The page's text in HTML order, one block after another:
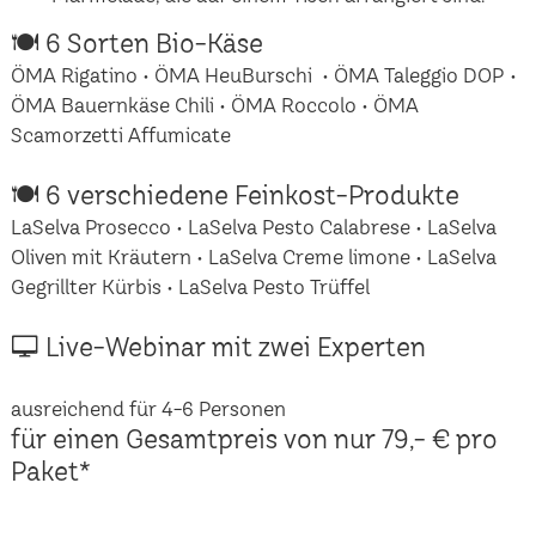
🍽 6 Sorten Bio-Käse
ÖMA Rigatino • ÖMA HeuBurschi • ÖMA Taleggio DOP •
ÖMA Bauernkäse Chili • ÖMA Roccolo • ÖMA
Scamorzetti Affumicate
🍽 6 verschiedene Feinkost-Produkte
LaSelva Prosecco • LaSelva Pesto Calabrese • LaSelva
Oliven mit Kräutern • LaSelva Creme limone • LaSelva
Gegrillter Kürbis • LaSelva Pesto Trüffel
🖵 Live-Webinar mit zwei Experten
ausreichend für 4-6 Personen
für einen Gesamtpreis von nur 79,- € pro
Paket*